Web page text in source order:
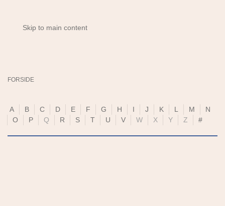
Skip to main content
FORSIDE
A B C D E F G H I J K L M
N
O
P Q R S T U V W X Y Z #